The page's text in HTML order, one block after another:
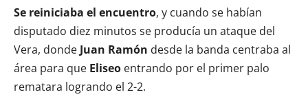
Se reiniciaba el encuentro, y cuando se habían
disputado diez minutos se producía un ataque del
Vera, donde Juan Ramón desde la banda centraba al
área para que Eliseo entrando por el primer palo
rematara logrando el 2-2.